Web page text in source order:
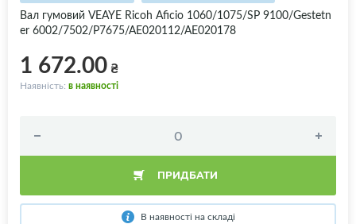
Вал гумовий VEAYE Ricoh Aficio 1060/1075/SP 9100/Gestetn
er 6002/7502/P7675/AE020112/AE020178
1 672.00₴
Наявність: в наявності
ПРИДБАТИ
В наявності на складі